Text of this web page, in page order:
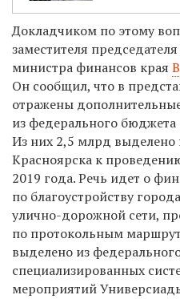
Докладчиком по этому
заместителя
министра финансов края
Он сообщил, что в
отражены
из федерального
Из них 2,5 млрд выделено
Красноярска к
2019 года. Речь идет о
по благоустройству
улично-дорожной сети,
по протокольным
выделено из
специализированных
мероприятий